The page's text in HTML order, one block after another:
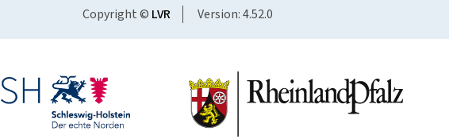
Copyright © LVR Version: 4.52.0